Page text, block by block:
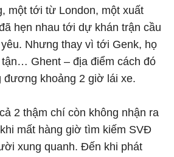
một tới từ London, một xuất
hẹn nhau tới dự khán trận cầu
Nhưng thay vì tới Genk, họ
tận… Ghent – địa điểm cách đó
khoảng 2 giờ lái xe.
2 thậm chí còn không nhận ra
mất hàng giờ tìm kiếm SVĐ
xung quanh. Đến khi phát